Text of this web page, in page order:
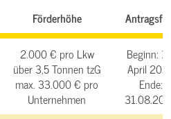
Förderhöhe
2.000 € pro Lkw
über 3,5 Tonnen tzG
max. 33.000 € pro
Unternehmen
Beginn:
April
Ende: